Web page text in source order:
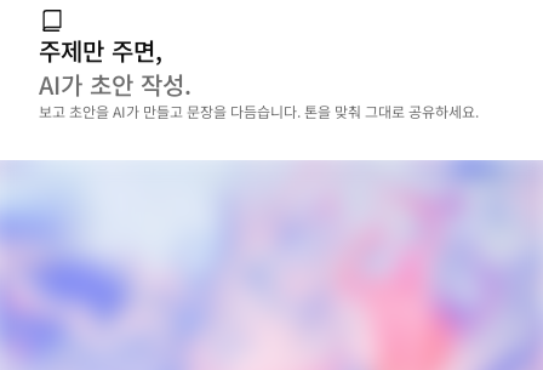
주제만 주면,
AI가 초안 작성.
보고 초안을 AI가 만들고 문장을 다듬습니다. 톤을 맞춰 그대로 공유하세요.